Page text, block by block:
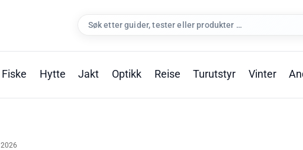
etter:
Fiske Hytte Jakt Optikk Reise Turutstyr Vinter